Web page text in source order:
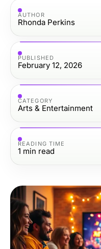
AUTHOR
Rhonda Perkins
PUBLISHED
February 12, 2026
CATEGORY
Arts & Entertainment
READING TIME
1 min read